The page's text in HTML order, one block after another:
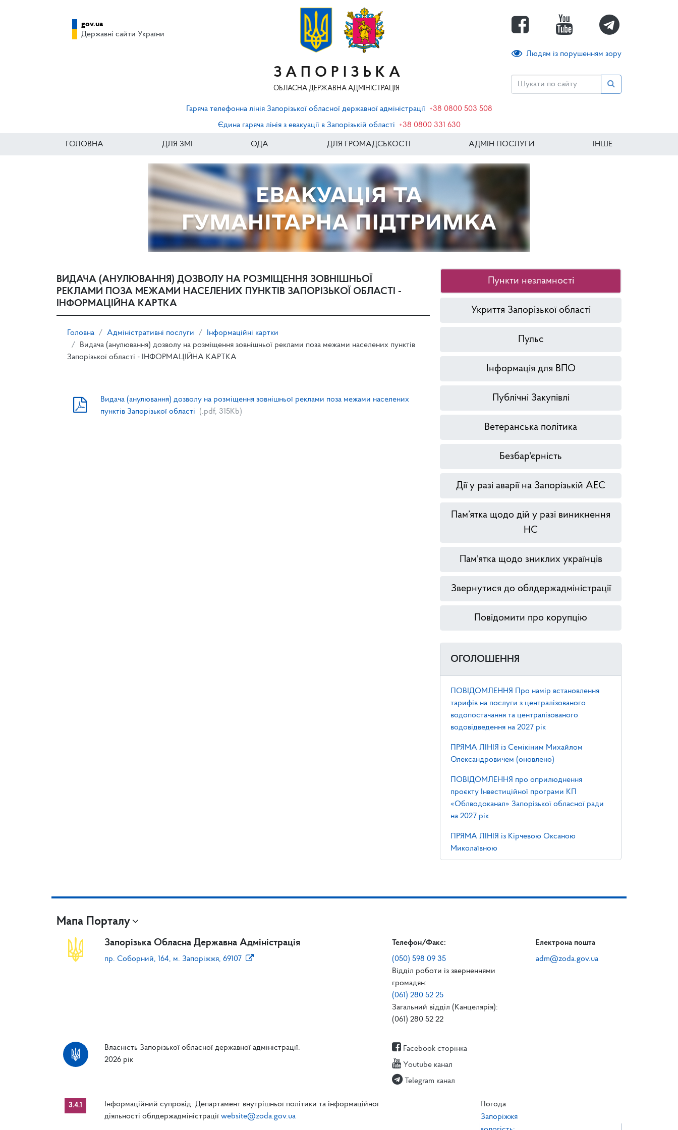
ЗАПОРІЗЬКА
ОБЛАСНА ДЕРЖАВНА АДМІНІСТРАЦІЯ
Людям із порушенням зору
gov.ua
Державні сайти України
Гаряча телефонна лінія Запорізької обласної державної адміністрації +38 0800 503 508
Єдина гаряча лінія з евакуації в Запорізькій області
+38 0800 331 630
ГОЛОВНА ДЛЯ ЗМІ ОДА ДЛЯ ГРОМАДСЬКОСТІ АДМІН ПОСЛУГИ ІНШЕ
ВИДАЧА (АНУЛЮВАННЯ) ДОЗВОЛУ НА РОЗМІЩЕННЯ ЗОВНІШНЬОЇ
РЕКЛАМИ ПОЗА МЕЖАМИ НАСЕЛЕНИХ ПУНКТІВ ЗАПОРІЗЬКОЇ ОБЛАСТІ -
ІНФОРМАЦІЙНА КАРТКА
Головна Адміністративні послуги
Інформаційні картки
Видача (анулювання) дозволу на розміщення зовнішньої реклами поза межами населених пунктів
Запорізької області - ІНФОРМАЦІЙНА КАРТКА
Видача (анулювання) дозволу на розміщення зовнішньої реклами поза межами населених
пунктів Запорізької області
(.pdf, 315Kb)
Пункти незламності
Укриття Запорізької області
Пульс
Інформація для ВПО
Публічні Закупівлі
Ветеранська політика
Безбар'єрність
Дії у разі аварії на Запорізькій АЕС
Пам’ятка щодо дій у разі виникнення
НС
Пам'ятка щодо зниклих українців
Звернутися до облдержадміністрації
Повідомити про корупцію
ОГОЛОШЕННЯ
ПОВІДОМЛЕННЯ Про намір встановлення
тарифів на послуги з централізованого
водопостачання та централізованого
водовідведення на 2027 рік
ПРЯМА ЛІНІЯ із Семікіним Михайлом
Олександровичем (оновлено)
ПОВІДОМЛЕННЯ про оприлюднення
проєкту Інвестиційної програми КП
«Облводоканал» Запорізької обласної ради
на 2027 рік
ПРЯМА ЛІНІЯ із Кірчевою Оксаною
Миколаївною
Мапа Порталу
Запорізька Обласна Державна Адміністрація
пр. Соборний, 164, м. Запоріжжя, 69107
Телефон/Факс:
(050) 598 09 35
Відділ роботи із зверненнями
громадян:
(061) 280 52 25
Загальний відділ (Канцелярія):
(061) 280 52 22
Електрона пошта
adm@zoda.gov.ua
Власність Запорізької обласної державної адміністрації.
2026 рік
Facebook сторінка
Youtube канал
Telegram канал
3.4.1
Інформаційний супровід: Департамент внутрішньої політики та інформаційної
діяльності облдержадміністрації website@zoda.gov.ua
Погода
Запоріжжя